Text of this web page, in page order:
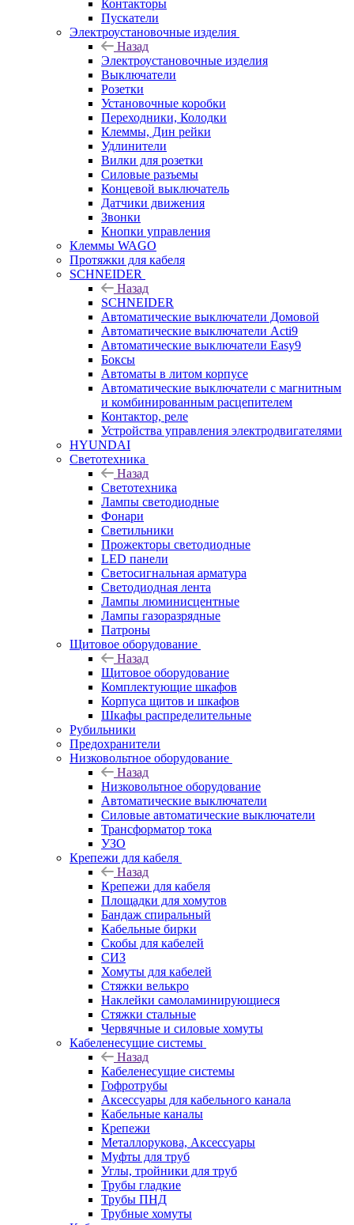
Контакторы
Пускатели
Электроустановочные изделия
Назад
Электроустановочные изделия
Выключатели
Розетки
Установочные коробки
Переходники, Колодки
Клеммы, Дин рейки
Удлинители
Вилки для розетки
Силовые разъемы
Концевой выключатель
Датчики движения
Звонки
Кнопки управления
Клеммы WAGO
Протяжки для кабеля
SCHNEIDER
Назад
SCHNEIDER
Автоматические выключатели Домовой
Автоматические выключатели Acti9
Автоматические выключатели Easy9
Боксы
Автоматы в литом корпусе
Автоматические выключатели с магнитным
и комбинированным расцепителем
Контактор, реле
Устройства управления электродвигателями
HYUNDAI
Светотехника
Назад
Светотехника
Лампы светодиодные
Фонари
Светильники
Прожекторы светодиодные
LED панели
Светосигнальная арматура
Светодиодная лента
Лампы люминисцентные
Лампы газоразрядные
Патроны
Щитовое оборудование
Назад
Щитовое оборудование
Комплектующие шкафов
Корпуса щитов и шкафов
Шкафы распределительные
Рубильники
Предохранители
Низковольтное оборудование
Назад
Низковольтное оборудование
Автоматические выключатели
Силовые автоматические выключатели
Трансформатор тока
УЗО
Крепежи для кабеля
Назад
Крепежи для кабеля
Площадки для хомутов
Бандаж спиральный
Кабельные бирки
Cкобы для кабелей
СИЗ
Хомуты для кабелей
Стяжки велькро
Наклейки самоламинирующиеся
Стяжки стальные
Червячные и силовые хомуты
Кабеленесущие системы
Назад
Кабеленесущие системы
Гофротрубы
Аксессуары для кабельного канала
Кабельные каналы
Крепежи
Металлорукова, Аксессуары
Муфты для труб
Углы, тройники для труб
Трубы гладкие
Трубы ПНД
Трубные хомуты